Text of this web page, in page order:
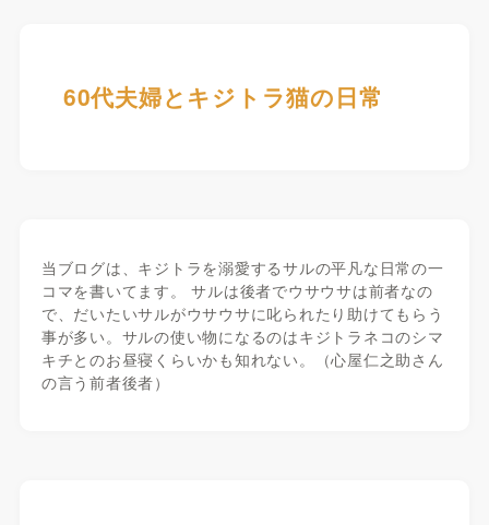
60代夫婦とキジトラ猫の日常
当ブログは、キジトラを溺愛するサルの平凡な日常の一
コマを書いてます。 サルは後者でウサウサは前者なの
で、だいたいサルがウサウサに叱られたり助けてもらう
事が多い。サルの使い物になるのはキジトラネコのシマ
キチとのお昼寝くらいかも知れない。（心屋仁之助さん
の言う前者後者）